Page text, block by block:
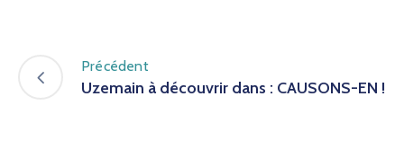
Précédent
Uzemain à découvrir dans : CAUSONS-EN !